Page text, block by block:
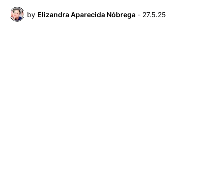
by Elizandra Aparecida Nóbrega - 27.5.25